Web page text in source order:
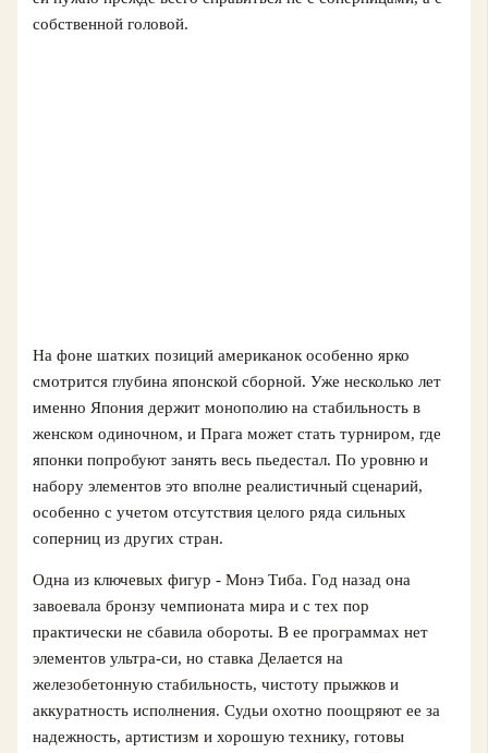
собственной головой.
На фоне шатких позиций американок особенно ярко
смотрится глубина японской сборной. Уже несколько лет
именно Япония держит монополию на стабильность в
женском одиночном, и Прага может стать турниром, где
японки попробуют занять весь пьедестал. По уровню и
набору элементов это вполне реалистичный сценарий,
особенно с учетом отсутствия целого ряда сильных
соперниц из других стран.
Одна из ключевых фигур - Монэ Тиба. Год назад она
завоевала бронзу чемпионата мира и с тех пор
практически не сбавила обороты. В ее программах нет
элементов ультра‑си, но ставка Делается на
железобетонную стабильность, чистоту прыжков и
аккуратность исполнения. Судьи охотно поощряют ее за
надежность, артистизм и хорошую технику, готовы